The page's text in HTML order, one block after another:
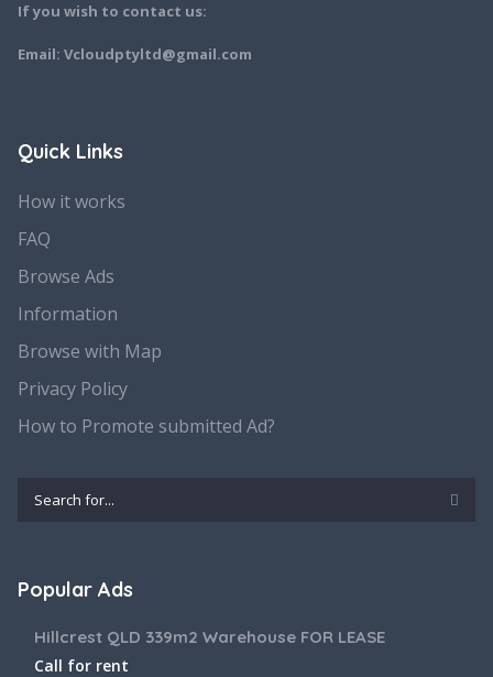
If you wish to contact us:
Email: Vcloudptyltd@gmail.com
Quick Links
How it works
FAQ
Browse Ads
Information
Browse with Map
Privacy Policy
How to Promote submitted Ad?
Popular Ads
Hillcrest QLD 339m2 Warehouse FOR LEASE
Call for rent